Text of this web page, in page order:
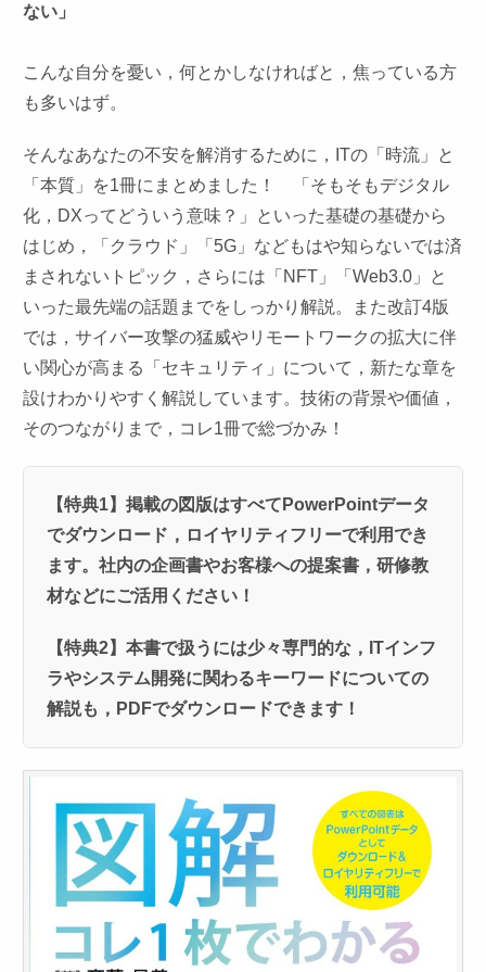
ない」
こんな自分を憂い，何とかしなければと，焦っている方
も多いはず。
そんなあなたの不安を解消するために，ITの「時流」と
「本質」を1冊にまとめました！ 「そもそもデジタル
化，DXってどういう意味？」といった基礎の基礎から
はじめ，「クラウド」「5G」などもはや知らないでは済
まされないトピック，さらには「NFT」「Web3.0」と
いった最先端の話題までをしっかり解説。また改訂4版
では，サイバー攻撃の猛威やリモートワークの拡大に伴
い関心が高まる「セキュリティ」について，新たな章を
設けわかりやすく解説しています。技術の背景や価値，
そのつながりまで，コレ1冊で総づかみ！
【特典1】掲載の図版はすべてPowerPointデータ
でダウンロード，ロイヤリティフリーで利用でき
ます。社内の企画書やお客様への提案書，研修教
材などにご活用ください！
【特典2】本書で扱うには少々専門的な，ITインフ
ラやシステム開発に関わるキーワードについての
解説も，PDFでダウンロードできます！